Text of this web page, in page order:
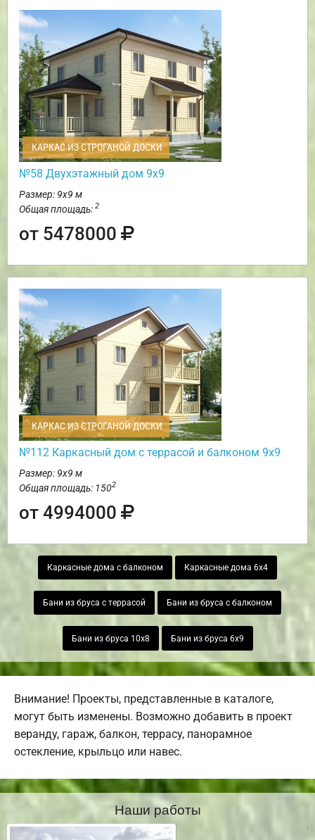
КАРКАС ИЗ СТРОГАНОЙ ДОСКИ
№58 Двухэтажный дом 9х9
Размер: 9х9 м
Общая площадь: 2
от 5478000
КАРКАС ИЗ СТРОГАНОЙ ДОСКИ
№112 Каркасный дом с террасой и балконом 9х9
Размер: 9х9 м
Общая площадь: 1502
от 4994000
Каркасные дома с балконом Каркасные дома 6х4
Бани из бруса с террасой Бани из бруса с балконом
Бани из бруса 10х8 Бани из бруса 6х9
Внимание! Проекты, представленные в каталоге,
могут быть изменены. Возможно добавить в проект
веранду, гараж, балкон, террасу, панорамное
остекление, крыльцо или навес.
Наши работы